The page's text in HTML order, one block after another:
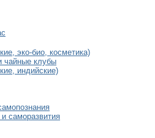
эко-био, косметика)
чайные клубы
индийские)
саморазвития